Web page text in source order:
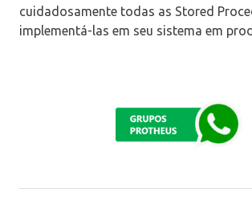
cuidadosamente todas as Stored
implementá-las em seu sistema em